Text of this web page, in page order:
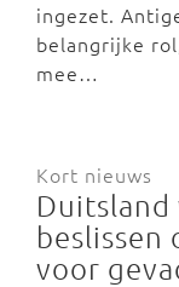
ingezet.
belangrijke
mee…
Kort nieuws
Duitsland
beslissen
voor